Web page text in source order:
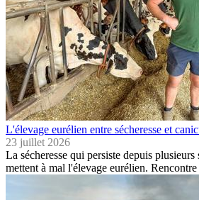
L'élevage eurélien entre sécheresse et
23 juillet 2026
La sécheresse qui persiste depuis plusieurs
mettent à mal l'élevage eurélien.